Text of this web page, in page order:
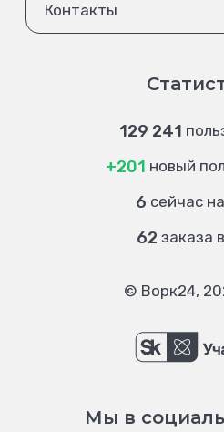
Контакты
129 241
+201 новый
6 сейчас
62 заказа
© Ворк24,
Мы в